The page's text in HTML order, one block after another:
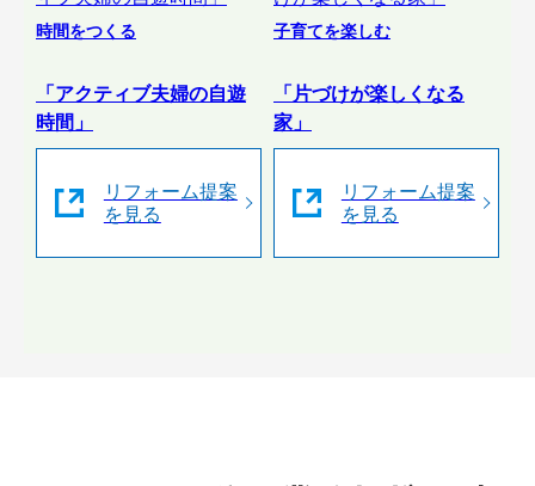
時間をつくる
「アクティブ夫婦の自遊
時間」
リフォーム提案
を見る
子育てを楽しむ
「片づけが楽しくなる
家」
リフォーム提案
を見る